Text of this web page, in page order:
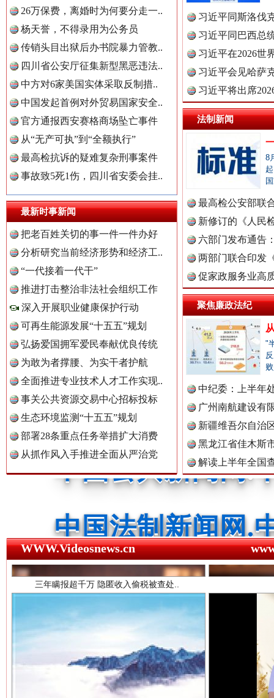
26万保费，离婚时为何要分走一..
杨天誉，不得录用为公务员
传销头目出狱后办书院暴力管教..
四川省公安厅征集新型黑恶违法..
中方对6家美国实体采取反制措..
中国发起首例对外贸易国家安全..
官方通报西安赛格商场坠亡事件
从“无产可执”到“全额执行”
最高检抗诉的疑难复杂刑事案件
事故致5死1伤，四川省安委会挂..
最新时事新闻
把老百姓关切的事一件一件办好
分析研究当前经济形势和经济工..
“一代接着一代干”
推进打击整治非法社会组织工作
深入开展职业健康保护行动
可再生能源发展“十五五”规划
弘扬爱国拥军爱民奉献优良传统
为敢为者撑腰、为实干者护航
全面推进专业技术人才工作实现..
事关公共资源交易中心招标投标
生态环境监测“十五五”规划
部署28条重点任务举措扩大消费
从抓作风入手推进全面从严治党
习近平同斯洛伐
习近平同巴西总
习近平在2026世
理高级..
习近平会见哈萨
习近平将出席
球治理..
法制新闻
8
最高检公安部联
周岁未..
新修订的《人民
布
六部门发布通告
两部门联合印发
定》
促家政服务业高
聚焦廉政法纪
"
中纪委：上半年
广州南航建设有
新疆维吾尔自治
黑龙江省佳木斯
解读上半年全国
数据
中国全民新闻网.
中国公众新闻网.
中国公民新闻网.
中国公共新闻网.
中国法制新闻网.
中国法治新闻网.
中国法院新闻网.
中国检察新闻网.
WWW.Videosnews.cn
“后车司机肯定在骂我”
世界屋脊 天路回响
红船起航处 潮起向未来 广州首
祁连巍巍树丰碑 高回